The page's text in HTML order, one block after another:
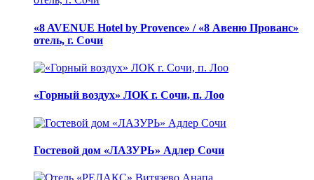
«8 AVENUE Hotel by Provence» / «8 Авеню Прованс»
отель, г. Сочи
«Горный воздух» ЛОК г. Сочи, п. Лоо
Гостевой дом «ЛАЗУРЬ» Адлер Сочи